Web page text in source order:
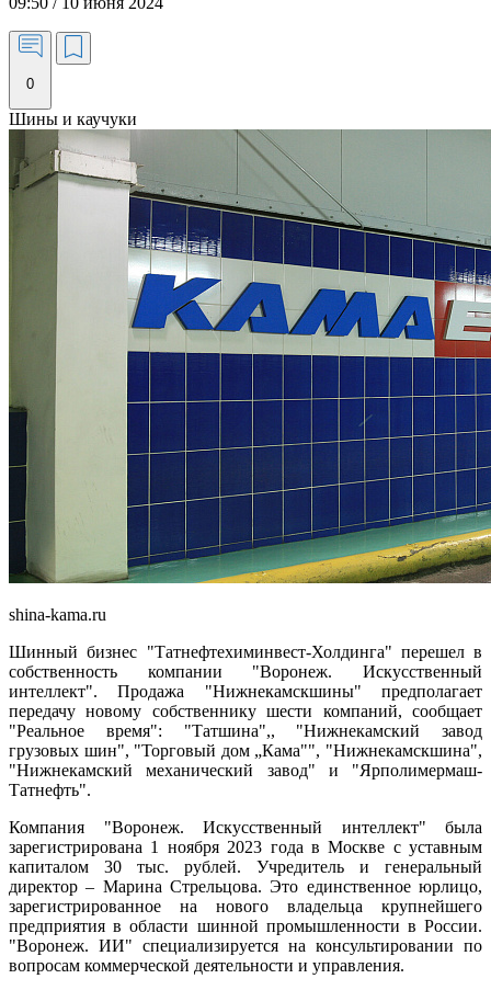
0
shina-kama.ru
Шинный бизнес "Татнефтехиминвест-Холдинга" перешел в
собственность компании "Воронеж. Искусственный
интеллект". Продажа "Нижнекамскшины" предполагает
передачу новому собственнику шести компаний, сообщает
"Реальное время": "Татшина",, "Нижнекамский завод
грузовых шин", "Торговый дом „Кама"", "Нижнекамскшина",
"Нижнекамский механический завод" и "Ярполимермаш-
Татнефть".
Компания "Воронеж. Искусственный интеллект" была
зарегистрирована 1 ноября 2023 года в Москве с уставным
капиталом 30 тыс. рублей. Учредитель и генеральный
директор – Марина Стрельцова. Это единственное юрлицо,
зарегистрированное на нового владельца крупнейшего
предприятия в области шинной промышленности в России.
"Воронеж. ИИ" специализируется на консультировании по
вопросам коммерческой деятельности и управления.